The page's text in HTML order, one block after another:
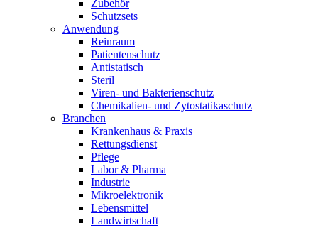
Zubehör
Schutzsets
Anwendung
Reinraum
Patientenschutz
Antistatisch
Steril
Viren- und Bakterienschutz
Chemikalien- und Zytostatikaschutz
Branchen
Krankenhaus & Praxis
Rettungsdienst
Pflege
Labor & Pharma
Industrie
Mikroelektronik
Lebensmittel
Landwirtschaft